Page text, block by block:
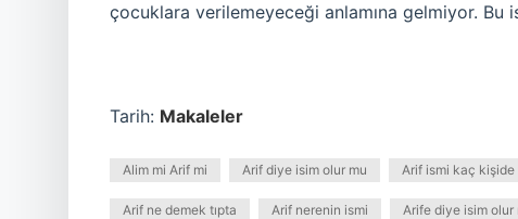
çocuklara verilemeyeceği anlamına gelmiyor. Bu
Tarih: Makaleler
Alim mi Arif mi Arif diye isim olur mu Arif ismi kaç kişide
Arif ne demek tıpta Arif nerenin ismi Arife diye isim olur